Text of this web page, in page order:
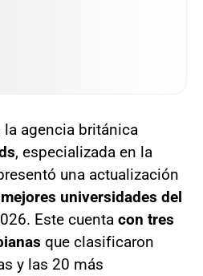
la agencia británica
, especializada en la
una actualización
mejores universidades del
Este cuenta con tres
que clasificaron
y las 20 más